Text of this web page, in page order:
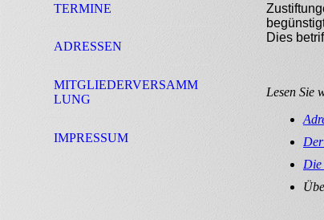
TERMINE
ADRESSEN
MITGLIEDERVERSAMM
LUNG
IMPRESSUM
Dies
Lesen Sie
Die